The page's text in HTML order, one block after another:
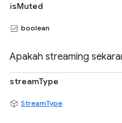
isMuted
boolean
Apakah streaming
streamType
StreamType